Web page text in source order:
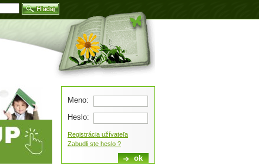
Meno:
Heslo:
Registrácia užívateľa
Zabudli ste heslo ?